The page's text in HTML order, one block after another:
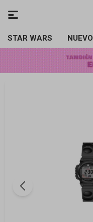
STAR WARS NUEVO
